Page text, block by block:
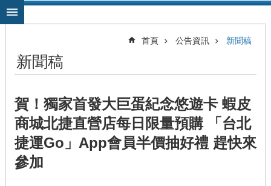
跳到主要內容區塊
首頁 公告資訊 新聞稿
新聞稿
賀！獨家首發大巨蛋紀念悠遊卡 蝦皮
商城北捷直營店每日限量預購 「台北
捷運Go」App會員半價抽好禮 趕快來
參加